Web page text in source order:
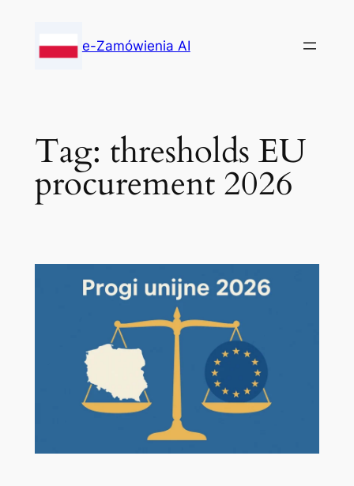
content
e-Zamówienia AI
Tag: thresholds EU
procurement 2026